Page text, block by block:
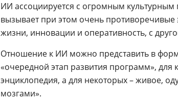
ИИ ассоциируется с огромным культурным
вызывает при этом очень
жизни, инновации и оперативность, с
Отношение к ИИ можно представить в
«очередной этап развития программ»,
энциклопедия, а для некоторых – живое,
мозгами».